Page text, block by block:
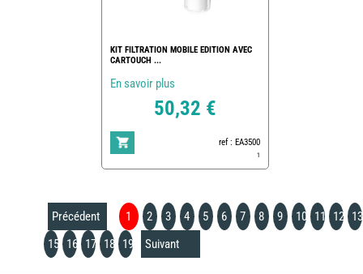
KIT FILTRATION MOBILE EDITION AVEC
CARTOUCH ...
En savoir plus
50,32 €
ref : EA3500
1
Précédent 1 2 3 4 5 6 7 8 9 10 11 12
13
15
16 17 18 19 Suivant